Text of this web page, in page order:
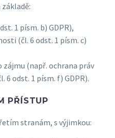
základě:
1 písm. b) GDPR),
(čl. 6 odst. 1 písm. c)
(např. ochrana práv
6 odst. 1 písm. f) GDPR).
PŘÍSTUP
stranám, s výjimkou: